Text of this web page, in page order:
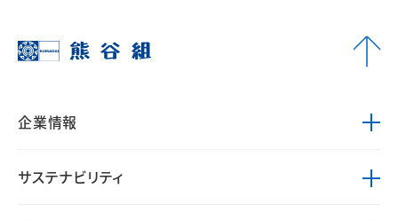
企業情報
サステナビリティ